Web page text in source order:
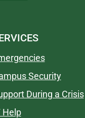
Security
During a Crisis
Help